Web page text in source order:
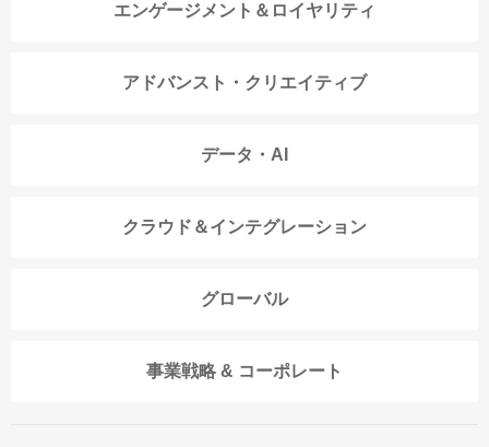
エンゲージメント＆ロイヤリティ
アドバンスト・クリエイティブ
データ・AI
クラウド＆インテグレーション
グローバル
事業戦略 & コーポレート